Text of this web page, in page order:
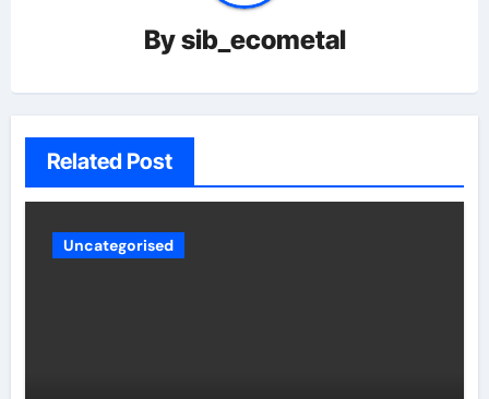
Bysib_ecometal
Related Post
Uncategorised